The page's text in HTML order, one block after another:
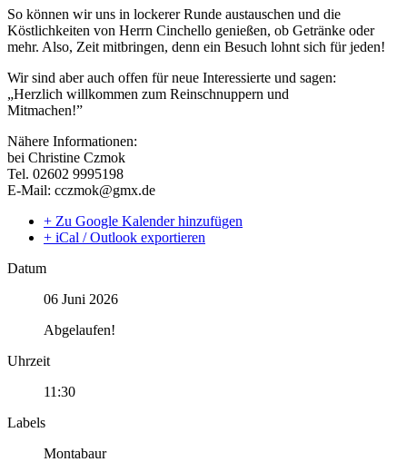
So können wir uns in lockerer Runde austauschen und die
Köstlichkeiten von Herrn Cinchello genießen, ob Getränke oder
mehr. Also, Zeit mitbringen, denn ein Besuch lohnt sich für jeden!
Wir sind aber auch offen für neue Interessierte und sagen:
„Herzlich willkommen zum Reinschnuppern und
Mitmachen!”
Nähere Informationen:
bei Christine Czmok
Tel. 02602 9995198
E-Mail: cczmok@gmx.de
+ Zu Google Kalender hinzufügen
+ iCal / Outlook exportieren
Datum
06 Juni 2026
Abgelaufen!
Uhrzeit
11:30
Labels
Montabaur